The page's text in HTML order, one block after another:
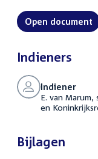
Open document
Indieners
Indiener
E. van Marum,
en
Bijlagen